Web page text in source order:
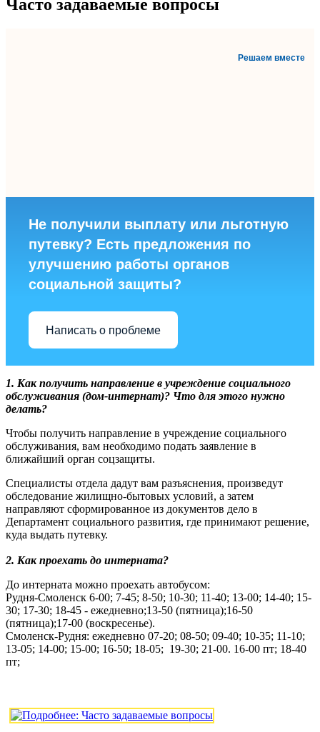
Часто задаваемые вопросы
Решаем вместе
Не получили выплату или льготную
путевку? Есть предложения по
улучшению работы органов
социальной защиты?
Написать о проблеме
1. Как получить направление в учреждение социального
обслуживания (дом-интернат)? Что для этого нужно
делать?
Чтобы получить направление в учреждение социального
обслуживания, вам необходимо подать заявление в
ближайший орган соцзащиты.
Специалисты отдела дадут вам разъяснения, произведут
обследование жилищно-бытовых условий, а затем
направляют сформированное из документов дело в
Департамент социального развития, где принимают решение,
куда выдать путевку.
2. Как проехать до интерната?
До интерната можно проехать автобусом:
Рудня-Смоленск 6-00; 7-45; 8-50; 10-30; 11-40; 13-00; 14-40; 15-
30; 17-30; 18-45 - ежедневно;13-50 (пятница);16-50
(пятница);17-00 (воскресенье).
Смоленск-Рудня: ежедневно 07-20; 08-50; 09-40; 10-35; 11-10;
13-05; 14-00; 15-00; 16-50; 18-05; 19-30; 21-00. 16-00 пт; 18-40
пт;